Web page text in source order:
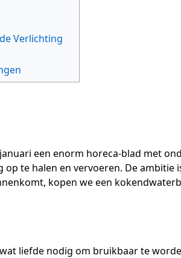
Verlichting
een enorm horeca-blad met
op te halen en vervoeren. De
kopen we een
liefde nodig om bruikbaar te